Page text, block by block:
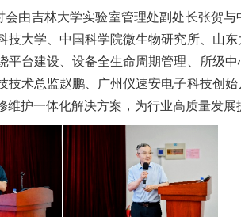
由吉林大学实验室管理处副处长张贺
大学、中国科学院微生物研究所、山
台建设、设备全生命周期管理、所级
术总监赵鹏、广州仪速安电子科技创
护一体化解决方案，为行业高质量发展